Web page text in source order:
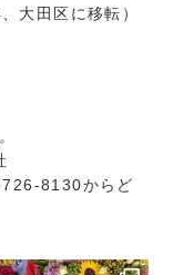
大田区に移転）
8130からど